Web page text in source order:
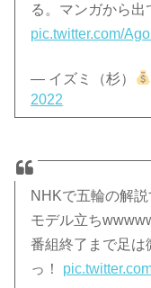
る。マンガから出
pic.twitter.com/
— イズミ（杉）
2022
NHKで五輪の解
モデル立ち
番組終了まで足は
っ！